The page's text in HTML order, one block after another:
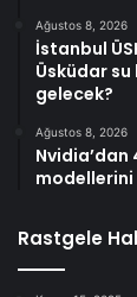
Ağustos 8, 2026
İstanbul
Üsküdar
gelecek?
Ağustos 8, 2026
Nvidia’dan
modellerini
Rastgele